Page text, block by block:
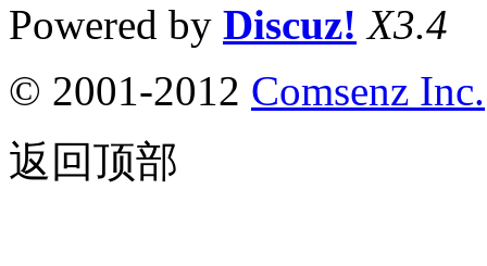
Powered by Discuz! X3.4
© 2001-2012 Comsenz Inc.
返回顶部